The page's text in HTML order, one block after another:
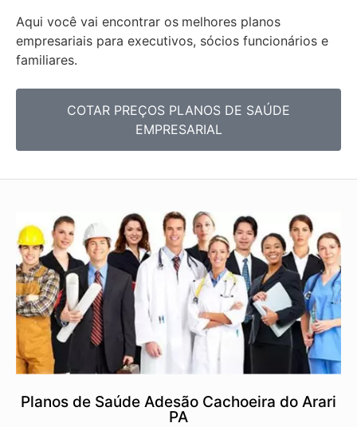
Aqui você vai encontrar os melhores planos
empresariais para executivos, sócios funcionários e
familiares.
COTAR PREÇOS PLANOS DE SAÚDE
EMPRESARIAL
Planos de Saúde Adesão Cachoeira do Arari
PA